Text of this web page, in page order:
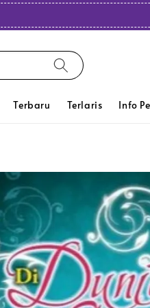
Terbaru Terlaris Info